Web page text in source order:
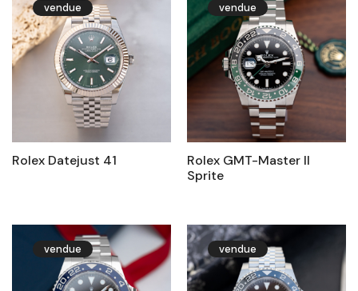
vendue
Rolex Datejust 41
vendue
Rolex GMT-Master II
Sprite
vendue vendue